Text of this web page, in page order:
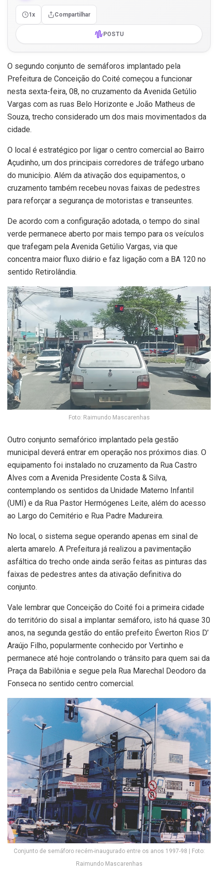
1x Compartilhar
POSTU
O segundo conjunto de semáforos implantado pela
Prefeitura de Conceição do Coité começou a funcionar
nesta sexta-feira, 08, no cruzamento da Avenida Getúlio
Vargas com as ruas Belo Horizonte e João Matheus de
Souza, trecho considerado um dos mais movimentados da
cidade.
O local é estratégico por ligar o centro comercial ao Bairro
Açudinho, um dos principais corredores de tráfego urbano
do município. Além da ativação dos equipamentos, o
cruzamento também recebeu novas faixas de pedestres
para reforçar a segurança de motoristas e transeuntes.
De acordo com a configuração adotada, o tempo do sinal
verde permanece aberto por mais tempo para os veículos
que trafegam pela Avenida Getúlio Vargas, via que
concentra maior fluxo diário e faz ligação com a BA 120 no
sentido Retirolândia.
Foto: Raimundo Mascarenhas
Outro conjunto semafórico implantado pela gestão
municipal deverá entrar em operação nos próximos dias. O
equipamento foi instalado no cruzamento da Rua Castro
Alves com a Avenida Presidente Costa & Silva,
contemplando os sentidos da Unidade Materno Infantil
(UMI) e da Rua Pastor Hermógenes Leite, além do acesso
ao Largo do Cemitério e Rua Padre Madureira.
No local, o sistema segue operando apenas em sinal de
alerta amarelo. A Prefeitura já realizou a pavimentação
asfáltica do trecho onde ainda serão feitas as pinturas das
faixas de pedestres antes da ativação definitiva do
conjunto.
Vale lembrar que Conceição do Coité foi a primeira cidade
do território do sisal a implantar semáforo, isto há quase 30
anos, na segunda gestão do então prefeito Éwerton Rios D’
Araújo Filho, popularmente conhecido por Vertinho e
permanece até hoje controlando o trânsito para quem sai da
Praça da Babilônia e segue pela Rua Marechal Deodoro da
Fonseca no sentido centro comercial.
Conjunto de semáforo recém-inaugurado entre os anos 1997-98 | Foto:
Raimundo Mascarenhas